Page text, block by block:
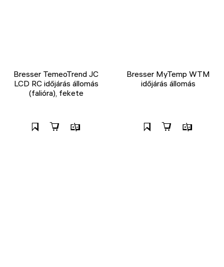
Bresser TemeoTrend JC
LCD RC időjárás állomás
(falióra), fekete
Bresser MyTemp WTM
időjárás állomás